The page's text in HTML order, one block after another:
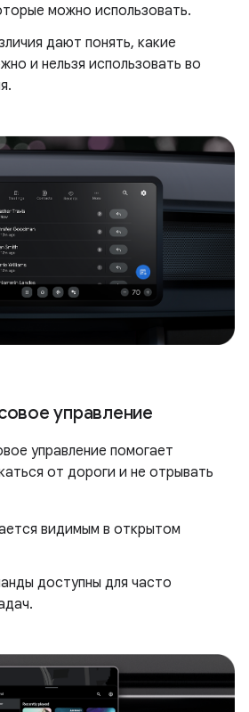
можно использовать.
дают понять, какие
и нельзя использовать во
управление
управление помогает
от дороги и не отрывать
видимым в открытом
доступны для часто